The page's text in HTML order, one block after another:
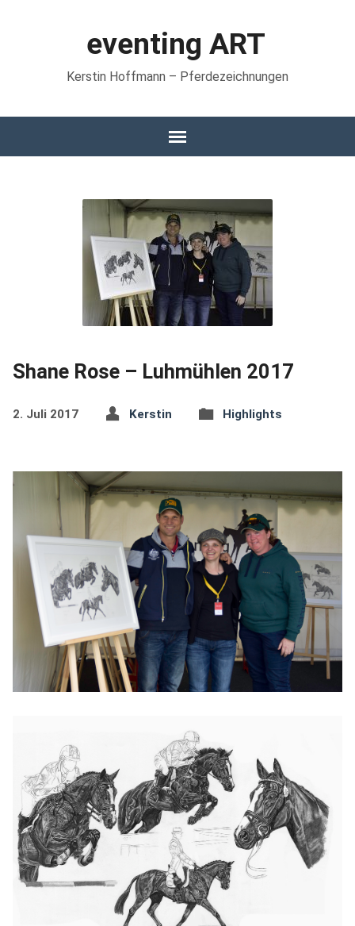
eventing ART
Kerstin Hoffmann – Pferdezeichnungen
Shane Rose – Luhmühlen 2017
2. Juli 2017 Kerstin Highlights